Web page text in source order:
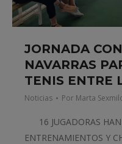
JORNADA
NAVARRAS
TENIS ENTRE
Noticias Por Marta
16 JUGADORAS HAN
ENTRENAMIENTOS Y